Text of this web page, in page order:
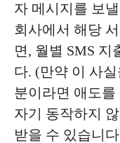
자 메시지를 보
회사에서 해당
면, 월별 SMS 지
다. (만약 이 사
분이라면 애도를
자기 동작하지
받을 수 있습니